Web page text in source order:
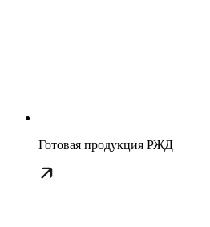
Готовая продукция РЖД